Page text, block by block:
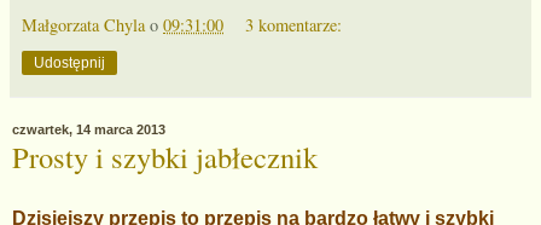
Małgorzata Chyla o 09:31:00 3 komentarze:
Udostępnij
czwartek, 14 marca 2013
Prosty i szybki jabłecznik
Dzisiejszy przepis to przepis na bardzo łatwy i szybki